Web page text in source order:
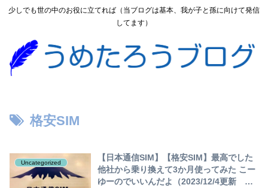
少しでも世の中のお役に立てれば（当ブログは基本、我が子と孫に向けて発信
してます）
格安SIM
Uncategorized
【日本通信SIM】【格安SIM】最高でした
他社から乗り換えて3か月使ってみた こー
ゆーのでいいんだよ（2023/12/4更新